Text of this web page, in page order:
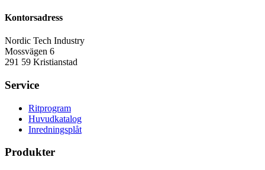
Kontorsadress
Nordic Tech Industry
Mossvägen 6
291 59 Kristianstad
Service
Ritprogram
Huvudkatalog
Inredningsplåt
Produkter